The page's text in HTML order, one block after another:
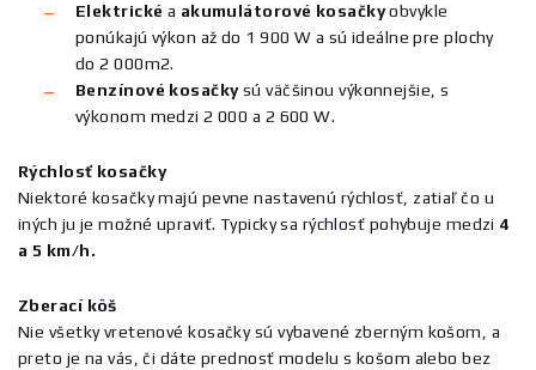
Elektrické a akumulátorové kosačkyobvykle
ponúkajú výkon až do 1 900 W a sú ideálne pre plochy
do 2 000m2.
Benzínové kosačkysú väčšinou výkonnejšie, s
výkonom medzi 2 000 a 2 600 W.
Rýchlosť kosačky
Niektoré kosačky majú pevne nastavenú rýchlosť, zatiaľ čo u
iných ju je možné upraviť. Typicky sa rýchlosť pohybuje medzi 4
a 5 km/h.
Zberací kôš
Nie všetky vretenové kosačky sú vybavené zberným košom, a
preto je na vás, či dáte prednosť modelu s košom alebo bez